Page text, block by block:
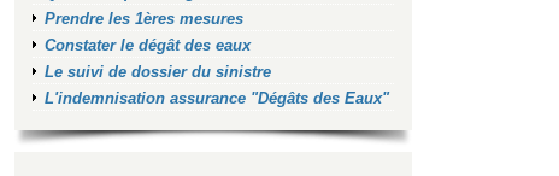
Prendre les 1ères mesures
Constater le dégât des eaux
Le suivi de dossier du sinistre
L'indemnisation assurance "Dégâts des Eaux"